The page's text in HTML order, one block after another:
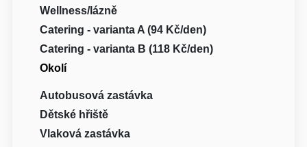
Wellness/lázně
Catering - varianta A (94 Kč/den)
Catering - varianta B (118 Kč/den)
Okolí
Autobusová zastávka
Dětské hřiště
Vlaková zastávka